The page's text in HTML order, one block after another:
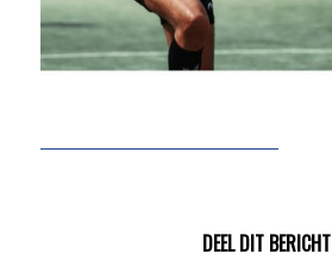
DEEL DIT BERICHT